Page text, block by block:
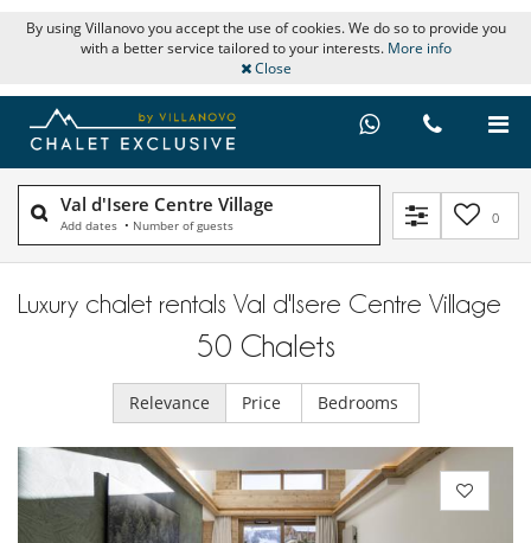
By using Villanovo you accept the use of cookies. We do so to provide you
with a better service tailored to your interests. More info
Close
Val d'Isere Centre Village
Add dates • Number of guests 0
Luxury chalet rentals Val d'Isere Centre Village
50 Chalets
Relevance Price Bedrooms